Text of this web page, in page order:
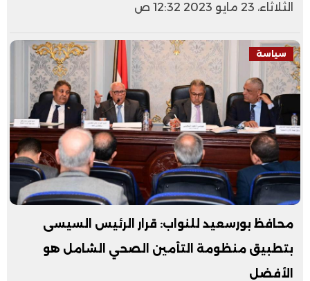
الثلاثاء، 23 مايو 2023 12:32 ص
سياسة
محافظ بورسعيد للنواب: قرار الرئيس السيسى
بتطبيق منظومة التأمين الصحي الشامل هو
الأفضل